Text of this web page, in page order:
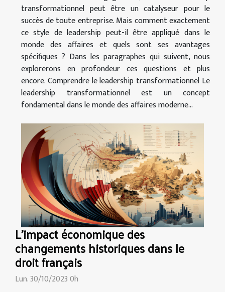
transformationnel peut être un catalyseur pour le
succès de toute entreprise. Mais comment exactement
ce style de leadership peut-il être appliqué dans le
monde des affaires et quels sont ses avantages
spécifiques ? Dans les paragraphes qui suivent, nous
explorerons en profondeur ces questions et plus
encore. Comprendre le leadership transformationnel Le
leadership transformationnel est un concept
fondamental dans le monde des affaires moderne...
L'impact économique des
changements historiques dans le
droit français
Lun. 30/10/2023 0h